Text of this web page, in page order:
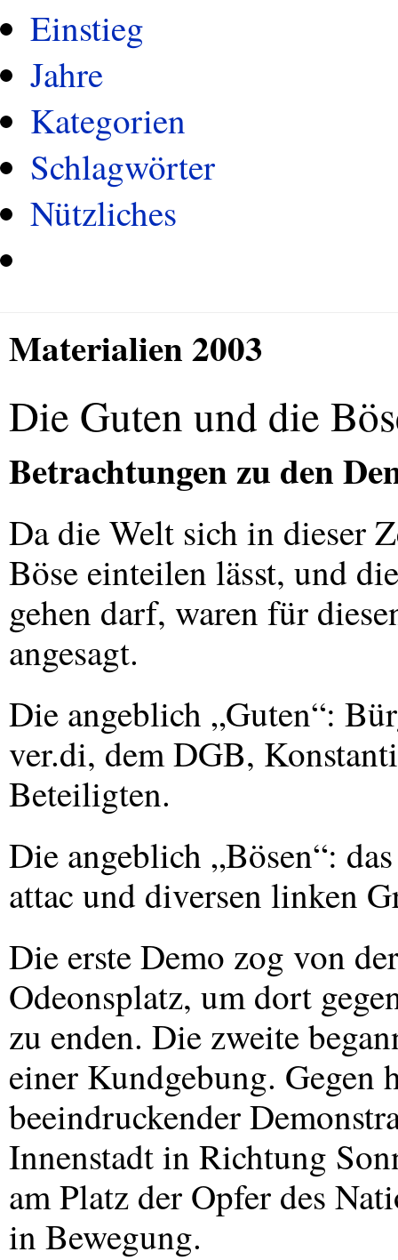
Einstieg
Jahre
Kategorien
Schlagwörter
Nützliches
Materialien 2003
Die Guten und die
Betrachtungen zu den
Da die Welt sich in dieser
Böse einteilen lässt, und
gehen darf, waren für
angesagt.
Die angeblich „Guten“:
ver.di, demDGB,
Beteiligten.
Die angeblich „Bösen“:
attac und diversen linken
Die erste Demo zog von
Odeonsplatz, um dort
zu enden. Die zweite
einer Kundgebung. Gegen
beeindruckender
Innenstadt in Richtung
am Platz der Opfer des
in Bewegung.